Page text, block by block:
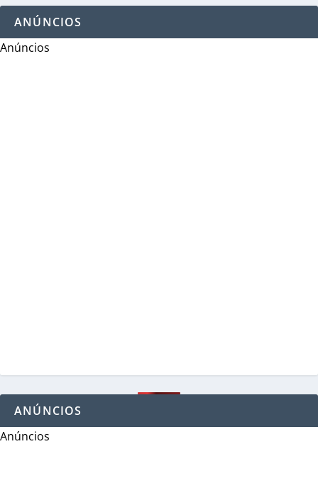
ANÚNCIOS
Anúncios
ANÚNCIOS
Anúncios